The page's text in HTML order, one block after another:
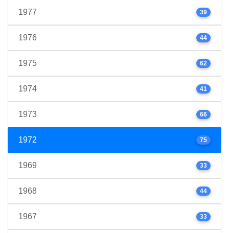
1977 39
1976 44
1975 62
1974 41
1973 66
1972 75
1969 33
1968 44
1967 33